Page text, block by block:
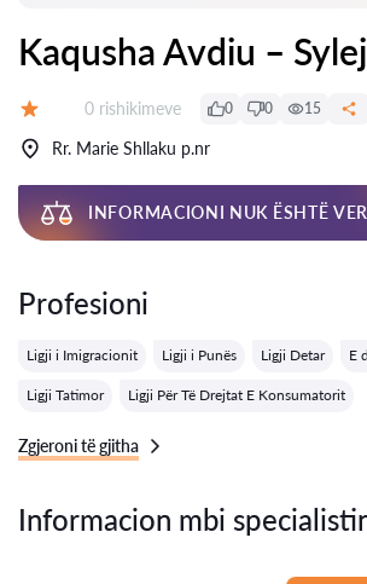
Kaqusha Avdiu –
Rishikime:
0 rishikimeve 0 0 15
Rr. Marie Shllaku p.nr
INFORMACIONI NUK ËSHTË
Profesioni
Ligji i Imigracionit Ligji i Punës Ligji Detar E
Ligji Tatimor Ligji Për Të Drejtat E Konsumatorit
Zgjeroni të gjitha
Informacion mbi